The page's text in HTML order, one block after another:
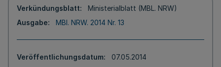
Verkündungsblatt
Ministerialblatt (MBL. NRW)
Ausgabe
MBl. NRW. 2014 Nr. 13
Veröffentlichungsdatum
07.05.2014